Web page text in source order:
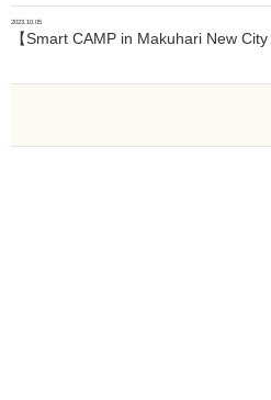
2023.10.05
【Smart CAMP in Makuhari New